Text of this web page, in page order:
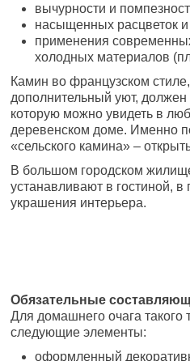
вычурности и
насыщенных расцветок и
применения
холодных материалов
Камин во французском
дополнительный уют,
которую можно увидеть в
деревенском доме. Именно
«сельского камина» –
В большом городском
устанавливают в гостиной,
украшения интерьера.
Обязательные
Для домашнего очага такого
следующие элементы:
оформленный